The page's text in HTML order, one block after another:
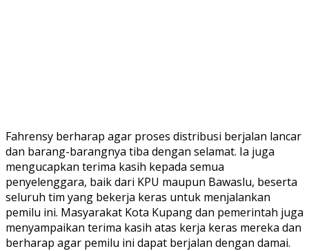
Fahrensy berharap agar proses distribusi berjalan lancar
dan barang-barangnya tiba dengan selamat. Ia juga
mengucapkan terima kasih kepada semua
penyelenggara, baik dari KPU maupun Bawaslu, beserta
seluruh tim yang bekerja keras untuk menjalankan
pemilu ini. Masyarakat Kota Kupang dan pemerintah juga
menyampaikan terima kasih atas kerja keras mereka dan
berharap agar pemilu ini dapat berjalan dengan damai.